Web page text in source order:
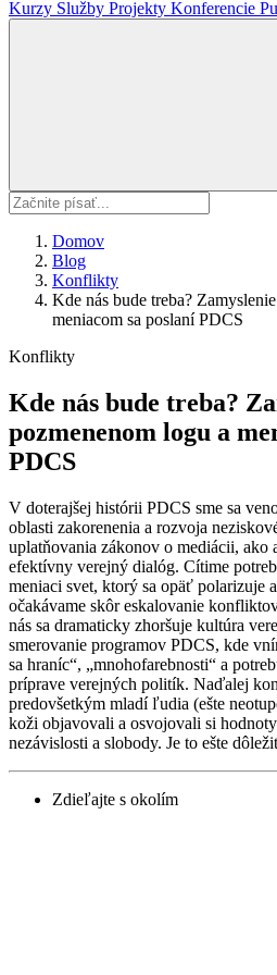
Kurzy Služby Projekty Konferencie
Domov
Blog
Konflikty
Kde nás bude treba?
meniacom sa poslaní PDCS
Konflikty
Kde nás bude treba?
pozmenenom logu a
PDCS
V doterajšej histórii PDCS sme sa
oblasti zakorenenia a rozvoja
uplatňovania zákonov o mediácii, ako
efektívny verejný dialóg. Cítime
meniaci svet, ktorý sa opäť polarizuje
očakávame skôr eskalovanie
nás sa dramaticky zhoršuje kultúra
smerovanie programov PDCS, kde
sa hraníc“, „mnohofarebnosti“ a
príprave verejných politík. Naďalej
predovšetkým mladí ľudia (ešte
koži objavovali a osvojovali si
nezávislosti a slobody. Je to ešte
Zdieľajte s okolím